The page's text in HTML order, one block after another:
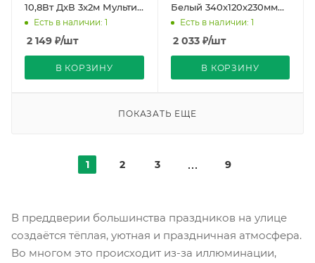
10,8Вт ДхВ 3х2м Мульти
240 провод Прозрач
Есть в наличии: 1
2 149 ₽/шт
В КОРЗИНУ
Белый 340х120х230мм
40LED Uniel
Есть в наличии: 1
2 033₽/шт
В КОРЗИНУ
ПОКАЗАТЬ ЕЩЕ
1 2 3 9
В преддверии большинства праздников на улице
создаётся тёплая, уютная и праздничная атмосфера.
Во многом это происходит из-за иллюминации,